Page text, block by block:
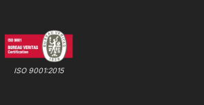
ISO 9001:2015